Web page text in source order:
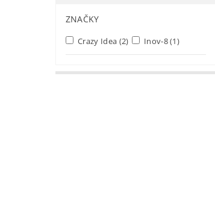
ZNAČKY
Crazy Idea (2) Inov-8(1)